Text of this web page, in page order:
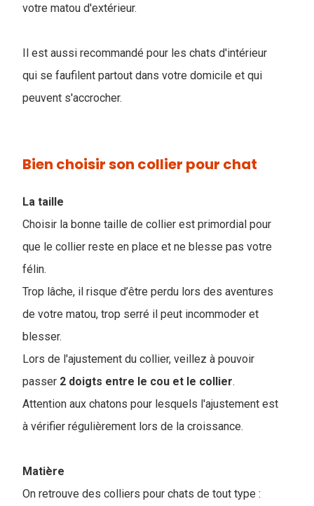
votre matou d'extérieur.
Il est aussi recommandé pour les chats d'intérieur
qui se faufilent partout dans votre domicile et qui
peuvent s'accrocher.
Bien choisir son collier pour chat
La taille
Choisir la bonne taille de collier est primordial pour
que le collier reste en place et ne blesse pas votre
félin.
Trop lâche, il risque d’être perdu lors des aventures
de votre matou, trop serré il peut incommoder et
blesser.
Lors de l'ajustement du collier, veillez à pouvoir
passer 2 doigts entre le cou et le collier.
Attention aux chatons pour lesquels l'ajustement est
à vérifier régulièrement lors de la croissance.
Matière
On retrouve des colliers pour chats de tout type :